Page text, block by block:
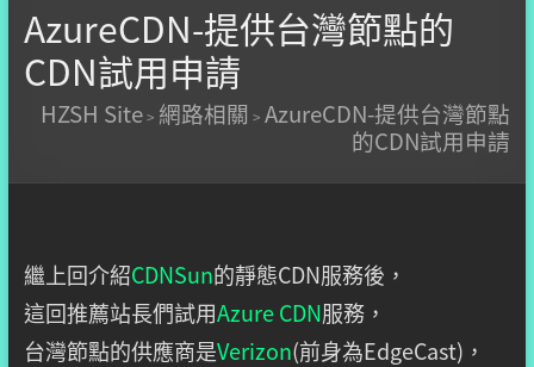
AzureCDN-提供台灣節點的
CDN試用申請
HZSH Site> 網路相關 >AzureCDN-提供台灣節點
的CDN試用申請
繼上回介紹CDNSun的靜態CDN服務後，
這回推薦站長們試用Azure CDN服務，
台灣節點的供應商是Verizon(前身為EdgeCast)，